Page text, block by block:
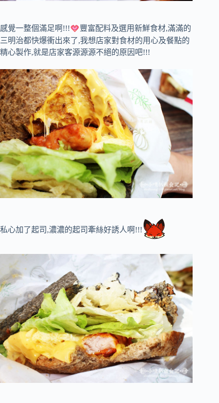
感覺一整個滿足啊!!!
豐富配料及選用新鮮食材,滿滿的
三明治都快爆衝出來了,我想店家對食材的用心及餐點的
精心製作,就是店家客源源源不絕的原因吧!!!
私心加了起司,濃濃的起司牽絲好誘人啊!!!